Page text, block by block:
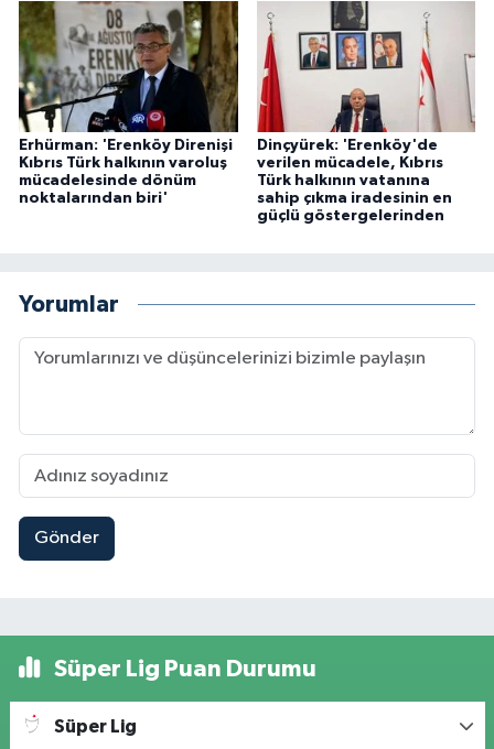
Erhürman: 'Erenköy Direnişi
Kıbrıs Türk halkının varoluş
mücadelesinde dönüm
noktalarından biri'
Dinçyürek: 'Erenköy'de
verilen mücadele, Kıbrıs
Türk halkının vatanına
sahip çıkma iradesinin en
güçlü göstergelerinden
Yorumlar
Gönder
Süper Lig Puan Durumu
Süper Lig